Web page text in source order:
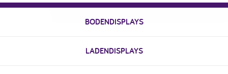
BODENDISPLAYS
LADENDISPLAYS